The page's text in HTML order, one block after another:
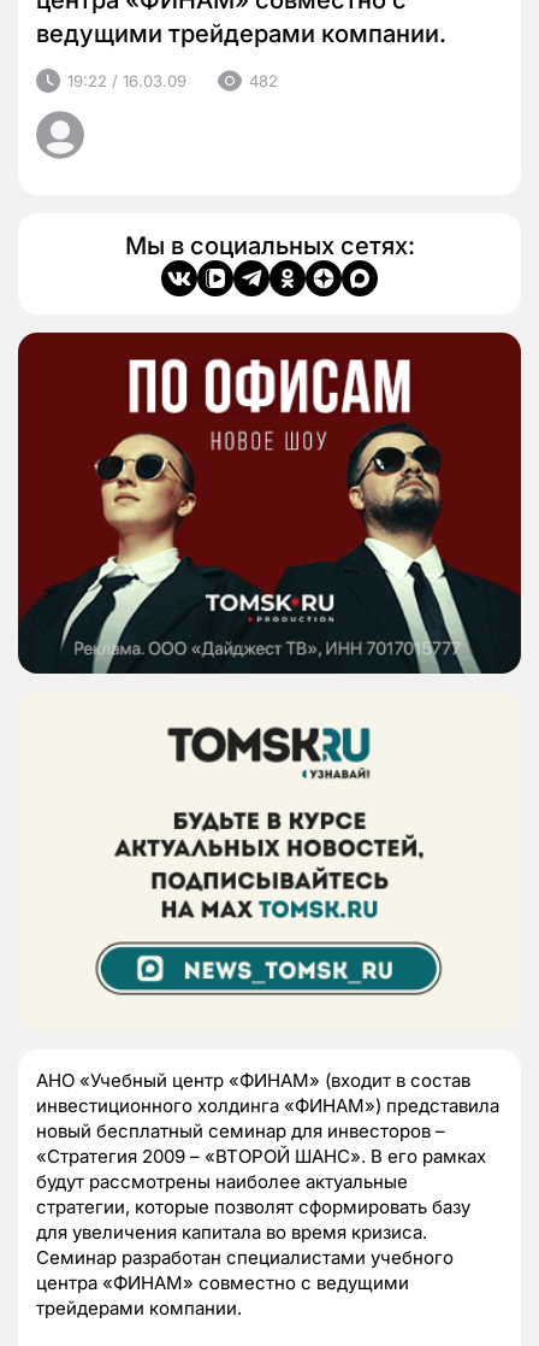
ведущими трейдерами компании.
19:22 / 16.03.09 482
Мы в социальных сетях:
АНО «Учебный центр «ФИНАМ» (входит в состав
инвестиционного холдинга «ФИНАМ») представила
новый бесплатный семинар для инвесторов –
«Стратегия 2009 – «ВТОРОЙ ШАНС». В его рамках
будут рассмотрены наиболее актуальные
стратегии, которые позволят сформировать базу
для увеличения капитала во время кризиса.
Семинар разработан специалистами учебного
центра «ФИНАМ» совместно с ведущими
трейдерами компании.